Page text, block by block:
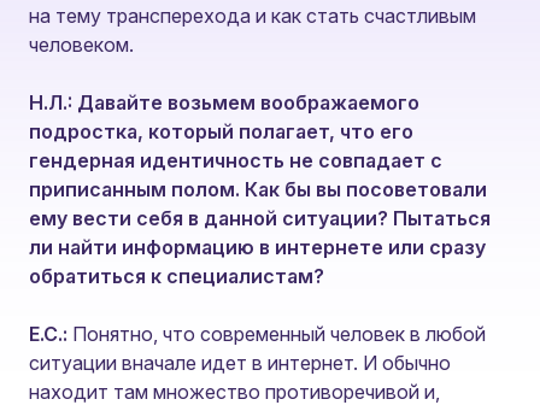
на тему трансперехода и как стать счастливым
человеком.
Н.Л.: Давайте возьмем воображаемого
подростка, который полагает, что его
гендерная идентичность не совпадает с
приписанным полом. Как бы вы посоветовали
ему вести себя в данной ситуации? Пытаться
ли найти информацию в интернете или сразу
обратиться к специалистам?
Е.С.: Понятно, что современный человек в любой
ситуации вначале идет в интернет. И обычно
находит там множество противоречивой и,